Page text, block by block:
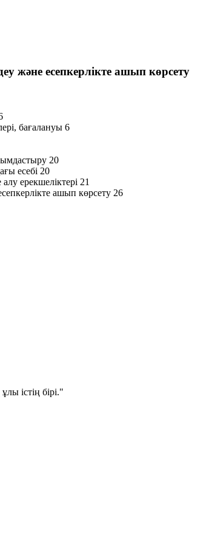
және есепкерлікте ашып көрсету
бағалануы 6
20
есебі 20
ерекшеліктері 21
ашып көрсету 26
істің бірі."